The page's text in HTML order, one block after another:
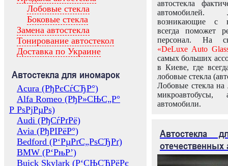
Лобовые стекла
Боковые стекла
Замена автостекла
Тонирование автостекол
Доставка по Украине
Автостекла для иномарок
Acura (РђРєСѓСЂР°)
Alfa Romeo (РђР»СЊС„Р°
Р РѕРјРµРѕ)
Audi (РђСѓРґРё)
Avia (РђРІРёР°)
Bedford (Р‘РµРґС„РѕСЂРґ)
BMW (Р‘РњР’)
Buick Skylark (Р‘СЊСЋРёРє
автостекла
возникающие с
всегда поможет
персонал. На
«DeLuxe Auto
самых больших
в Киеве, где
лобовые стекла
Лобовые стекла на
микроавтобусы,
автомобили.
Автостекла
отечественных